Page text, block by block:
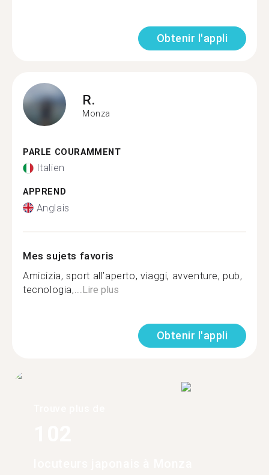
Obtenir l'appli
R.
Monza
PARLE COURAMMENT
Italien
APPREND
Anglais
Mes sujets favoris
Amicizia, sport all’aperto, viaggi, avventure, pub,
tecnologia,... Lire plus
Obtenir l'appli